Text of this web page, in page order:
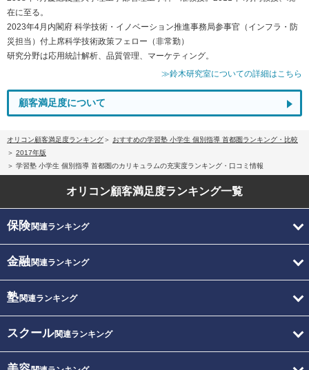
在に至る。
2023年4月内閣府 科学技術・イノベーション推進事務局参事官（インフラ・防
災担当）付上席科学技術政策フェロー（非常勤）
研究分野は応用統計解析、品質管理、マーケティング。
≫鈴木研究室についての詳細はこちら
顧客満足度について
オリコン顧客満足度ランキング
おすすめの学習塾 小学生 個別指導 首都圏ランキング・比較
2017年版
学習塾 小学生 個別指導 首都圏のカリキュラムの充実度ランキング・口コミ情報
オリコン顧客満足度ランキング一覧
保険関連ランキング
金融関連ランキング
塾関連ランキング
スクール関連ランキング